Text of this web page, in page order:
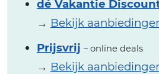
dé Vakantie
→ Bekijk
Prijsvrij – online deals
→ Bekijk